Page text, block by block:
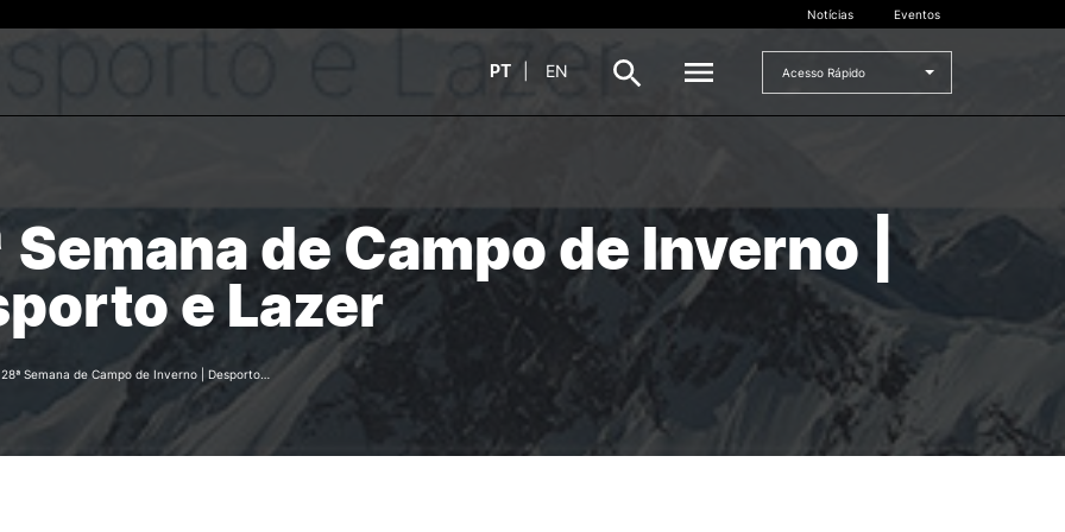
Formação Especializada
Licenciaturas
Mestrados
Microcredenciações
Pós-Graduações
Unidades Curriculares Isoladas
CTeSP
Licenciaturas
Mestrados
Formação Especializada
Formulários
Artes Visuais
Recursos
Pesquisa Docentes
Notícias Eventos
PT EN Acesso Rápido
Semana de Campo de Inverno |
e Lazer
28ª Semana de Campo de Inverno | Desporto…